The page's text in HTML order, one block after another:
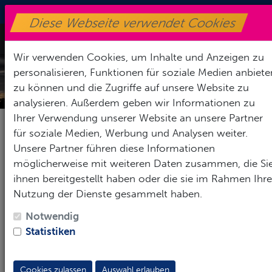
+49170-8716590| info@sv-henfenfeld.de
Toggle
VEREIN
Die Gründung 1946 und
ersten Jahre
Im August 1946, etwa 20 Jahre später als ihre
Nachbargemeinden, gründeten auch die Henfenfelder
einer Fußballabteilung bestand. Neben
Diese Webseite verwendet Cookies
Wir verwenden Cookies, um Inhalte und Anzeigen zu
personalisieren, Funktionen für soziale Medien
zu können und die Zugriffe auf unsere Website zu
analysieren. Außerdem geben wir Informationen zu
Ihrer Verwendung unserer Website an unsere Partner
für soziale Medien, Werbung und Analysen weiter.
Unsere Partner führen diese Informationen
möglicherweise mit weiteren Daten zusammen, die
ihnen bereitgestellt haben oder die sie im Rahmen
Nutzung der Dienste gesammelt haben.
Notwendig
Statistiken